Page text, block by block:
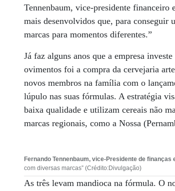
Tennenbaum, vice-presidente financeiro
mais desenvolvidos que, para conseguir
marcas para momentos diferentes.”
Já faz alguns anos que a empresa
ovimentos foi a compra da cervejaria
novos membros na família com o
lúpulo nas suas fórmulas. A estratégia
baixa qualidade e utilizam cereais não
marcas regionais, como a Nossa
Fernando Tennenbaum, vice-Presidente de finanças
com diversas marcas” (Crédito:Divulgação)
As três levam mandioca na fórmula. O